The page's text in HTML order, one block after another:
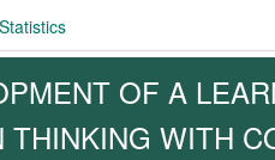
Statistics
OF A
THINKING WITH